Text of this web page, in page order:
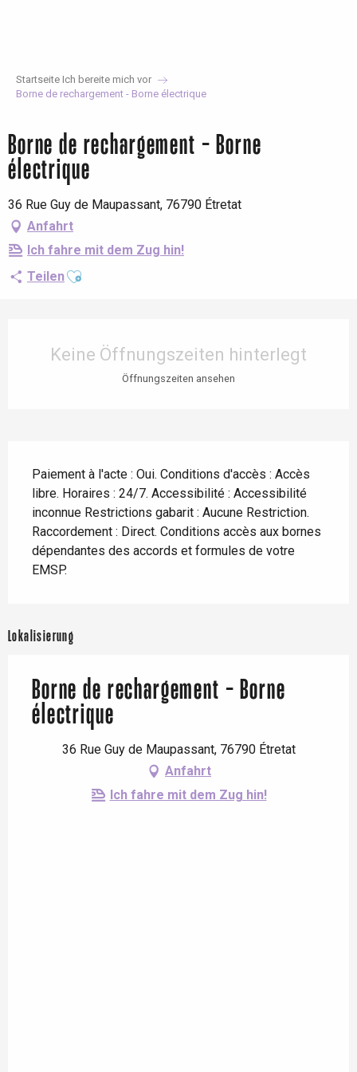
Startseite Ich bereite mich vor
Borne de rechargement - Borne électrique
Borne de rechargement - Borne
électrique
36 Rue Guy de Maupassant, 76790 Étretat
Anfahrt
Ich fahre mit dem Zug hin!
TeilenAjouter aux favoris
Keine Öffnungszeiten hinterlegt
Öffnungszeiten ansehen
Paiement à l'acte : Oui. Conditions d'accès : Accès
libre. Horaires : 24/7. Accessibilité : Accessibilité
inconnue Restrictions gabarit : Aucune Restriction.
Raccordement : Direct. Conditions accès aux bornes
dépendantes des accords et formules de votre
EMSP.
Lokalisierung
Borne de rechargement - Borne
électrique
36 Rue Guy de Maupassant, 76790 Étretat
Anfahrt
Ich fahre mit dem Zug hin!